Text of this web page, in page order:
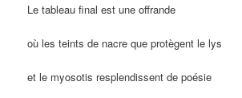
Le tableau final est une offrande
où les teints de nacre que protègent le lys
et le myosotis resplendissent de poésie